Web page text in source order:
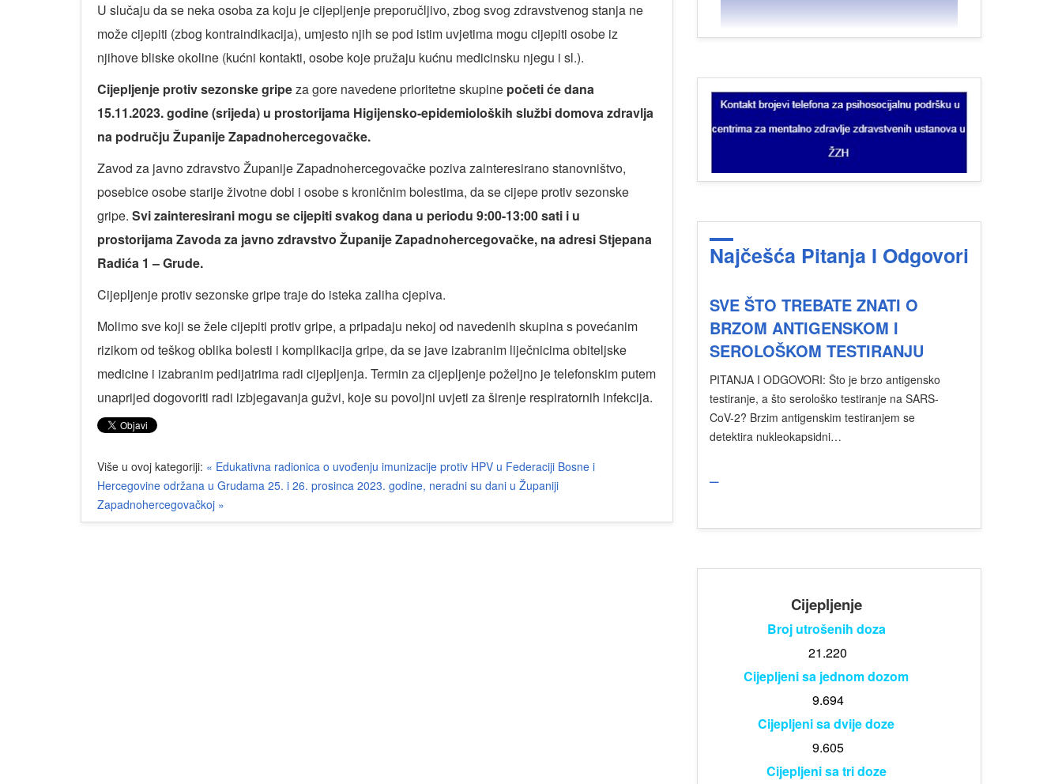
U slučaju da se neka osoba za koju je cijepljenje preporučljivo, zbog svog zdravstvenog stanja ne
može cijepiti (zbog kontraindikacija), umjesto njih se pod istim uvjetima mogu cijepiti osobe iz
njihove bliske okoline (kućni kontakti, osobe koje pružaju kućnu medicinsku njegu i sl.).
Cijepljenje protiv sezonske gripeza gore navedene prioritetne skupine početi će dana
15.11.2023. godine (srijeda) u prostorijama Higijensko-epidemioloških službi domova zdravlja
na području Županije Zapadnohercegovačke.
Zavod za javno zdravstvo Županije Zapadnohercegovačke poziva zainteresirano stanovništvo,
posebice osobe starije životne dobi i osobe s kroničnim bolestima, da se cijepe protiv sezonske
gripe. Svi zainteresirani mogu se cijepiti svakog dana u periodu 9:00-13:00 sati i u
prostorijama Zavoda za javno zdravstvo Županije Zapadnohercegovačke, na adresi Stjepana
Radića 1 – Grude.
Cijepljenje protiv sezonske gripe traje do isteka zaliha cjepiva.
Molimo sve koji se žele cijepiti protiv gripe, a pripadaju nekoj od navedenih skupina s povećanim
rizikom od teškog oblika bolesti i komplikacija gripe, da se jave izabranim liječnicima obiteljske
medicine i izabranim pedijatrima radi cijepljenja. Termin za cijepljenje poželjno je telefonskim putem
unaprijed dogovoriti radi izbjegavanja gužvi, koje su povoljni uvjeti za širenje respiratornih infekcija.
Više u ovoj kategoriji: « Edukativna radionica o uvođenju imunizacije protiv HPV u Federaciji Bosne i
Hercegovine održana u Grudama 25. i 26. prosinca 2023. godine, neradni su dani u Županiji
Zapadnohercegovačkoj »
Najčešća Pitanja I Odgovori
SVE ŠTO TREBATE ZNATI O
BRZOM ANTIGENSKOM I
SEROLOŠKOM TESTIRANJU
PITANJA I ODGOVORI: Što je brzo antigensko
testiranje, a što serološko testiranje na SARS-
CoV-2? Brzim antigenskim testiranjem se
detektira nukleokapsidni…
Cijepljenje
Broj utrošenih doza
21.220
Cijepljeni sa jednom dozom
9.694
Cijepljeni sa dvije doze
9.605
Cijepljeni sa tri doze